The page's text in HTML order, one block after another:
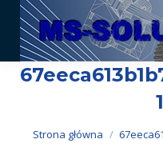
Jesteś tutaj:
Strona główna